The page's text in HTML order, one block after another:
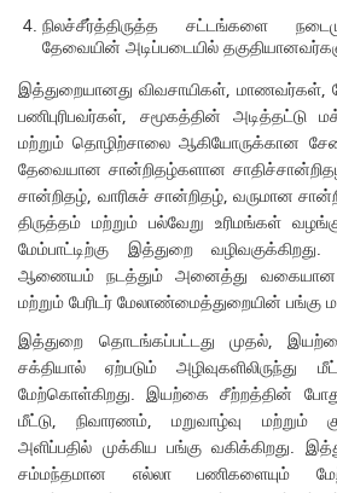
நிலச்சீர்த்திருத்த சட்டங்களை
தேவையின் அடிப்படையில்
இத்துறையானது விவசாயிகள், மாணவர்கள்,
பணிபுரிபவர்கள், சமூகத்தின்
மற்றும் தொழிற்சாலை ஆகியோருக்கான
தேவையான சான்றிதழ்களான சாதிச்சான்றிதழ்,
சான்றிதழ், வாரிசுச் சான்றிதழ், வருமான
திருத்தம் மற்றும் பல்வேறு உரிமங்கள்
மேம்பாட்டிற்கு இத்துறை
ஆணையம் நடத்தும் அனைத்து வகையான
மற்றும் பேரிடர் மேலாண்மைத்துறையின் பங்கு
இத்துறை தொடங்கப்பட்டது முதல்,
சக்தியால் ஏற்படும் அழிவுகளிலிருந்து
மேற்கொள்கிறது. இயற்கை சீற்றத்தின்
மீட்டு, நிவாரணம், மறுவாழ்வு மற்றும்
அளிப்பதில் முக்கிய பங்கு வகிக்கிறது.
சம்மந்தமான எல்லா பணிகளையும்